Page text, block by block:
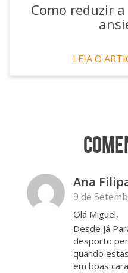
Como reduzir
LEIA O
Ana
9 de
Olá Miguel,
Desde já
desporto
quando
em boas